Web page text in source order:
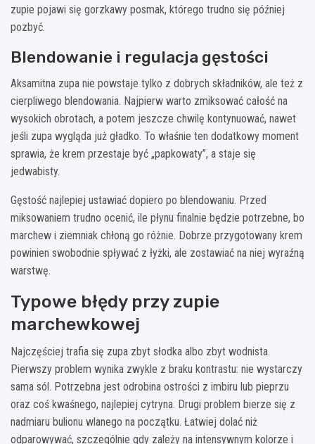
zupie pojawi się gorzkawy posmak, którego trudno się później
pozbyć.
Blendowanie i regulacja gęstości
Aksamitna zupa nie powstaje tylko z dobrych składników, ale też z
cierpliwego blendowania. Najpierw warto zmiksować całość na
wysokich obrotach, a potem jeszcze chwilę kontynuować, nawet
jeśli zupa wygląda już gładko. To właśnie ten dodatkowy moment
sprawia, że krem przestaje być „papkowaty”, a staje się
jedwabisty.
Gęstość najlepiej ustawiać dopiero po blendowaniu. Przed
miksowaniem trudno ocenić, ile płynu finalnie będzie potrzebne, bo
marchew i ziemniak chłoną go różnie. Dobrze przygotowany krem
powinien swobodnie spływać z łyżki, ale zostawiać na niej wyraźną
warstwę.
Typowe błędy przy zupie
marchewkowej
Najczęściej trafia się zupa zbyt słodka albo zbyt wodnista.
Pierwszy problem wynika zwykle z braku kontrastu: nie wystarczy
sama sól. Potrzebna jest odrobina ostrości z imbiru lub pieprzu
oraz coś kwaśnego, najlepiej cytryna. Drugi problem bierze się z
nadmiaru bulionu wlanego na początku. Łatwiej dolać niż
odparowywać, szczególnie gdy zależy na intensywnym kolorze i